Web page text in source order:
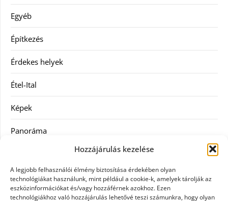
Hozzájárulás kezelése
A legjobb felhasználói élmény biztosítása érdekében olyan
technológiákat használunk, mint például a cookie-k, amelyek tárolják az
eszközinformációkat és/vagy hozzáférnek azokhoz. Ezen
technológiákhoz való hozzájárulás lehetővé teszi számunkra, hogy olyan
Egyéb
Építkezés
Érdekes helyek
Étel-Ital
Képek
Panoráma
Szolgáltatás